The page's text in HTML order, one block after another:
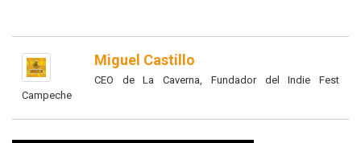
Miguel Castillo
CEO de La Caverna, Fundador del Indie Fest
Campeche